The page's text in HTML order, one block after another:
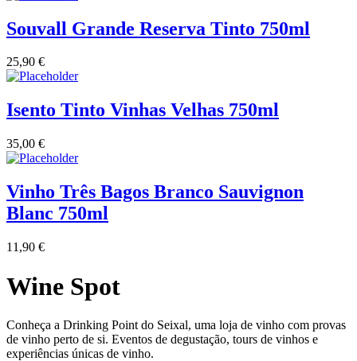
Souvall Grande Reserva Tinto 750ml
25,90 €
Isento Tinto Vinhas Velhas 750ml
35,00 €
Vinho Três Bagos Branco Sauvignon
Blanc 750ml
11,90 €
Wine Spot
Conheça a Drinking Point do Seixal, uma loja de vinho com provas
de vinho perto de si. Eventos de degustação, tours de vinhos e
experiências únicas de vinho.